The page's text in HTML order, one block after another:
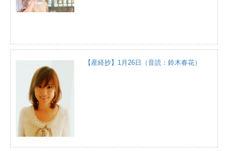
【産経抄】1月26日（音読：鈴木春花）